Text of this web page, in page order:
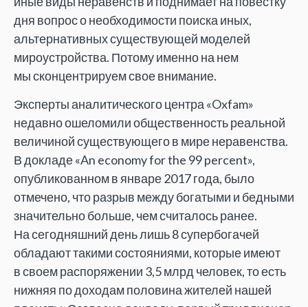
дня вопрос онеобходимости поиска иных,
альтернативных существующей моделей
мироустройства. Потому именно на нем
мысконцентрируем свое внимание.
Эксперты аналитического центра «Oxfam»
недавно ошеломили общественность реальной
величиной существующего в мире неравенства.
Вдокладе«An economy for the 99percent»,
опубликованном в январе 2017года, было
отмечено, что разрыв между богатыми и бедными
значительно больше, чем считалось ранее.
Насегодняшний день лишь 8супербогачей
обладают такими состояниями, которые имеют
всвоем распоряжении 3,5 млрд человек, тоесть
нижняя подоходам половина жителей нашей